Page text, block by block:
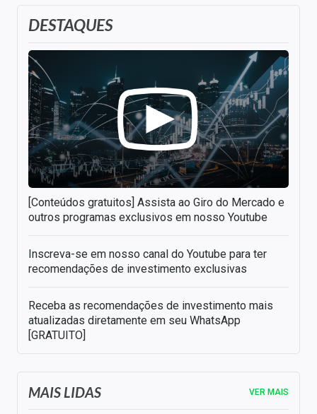
DESTAQUES
[Conteúdos gratuitos] Assista ao Giro do Mercado e
outros programas exclusivos em nosso Youtube
Inscreva-se em nosso canal do Youtube para ter
recomendações de investimento exclusivas
Receba as recomendações de investimento mais
atualizadas diretamente em seu WhatsApp
[GRATUITO]
MAIS LIDAS VER MAIS